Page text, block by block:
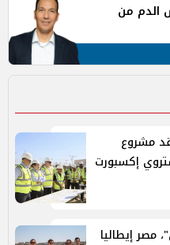
الدم من
مشروع
إكسبورت
مصر إيطاليا